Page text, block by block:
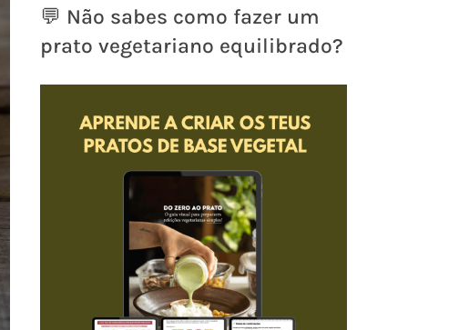
💬 Não sabes como fazer um
prato vegetariano equilibrado?